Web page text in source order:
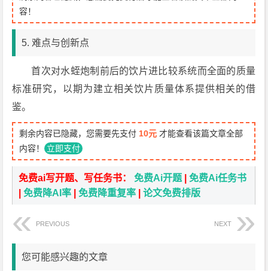
容！
5. 难点与创新点
首次对水蛭炮制前后的饮片进比较系统而全面的质量
标准研究，以期为建立相关饮片质量体系提供相关的借
鉴。
剩余内容已隐藏，您需要先支付 10元 才能查看该篇文章全部
内容！ 立即支付
免费ai写开题、写任务书：免费Ai开题 |免费Ai任务书
|免费降AI率 |免费降重复率 |论文免费排版
PREVIOUS NEXT
您可能感兴趣的文章